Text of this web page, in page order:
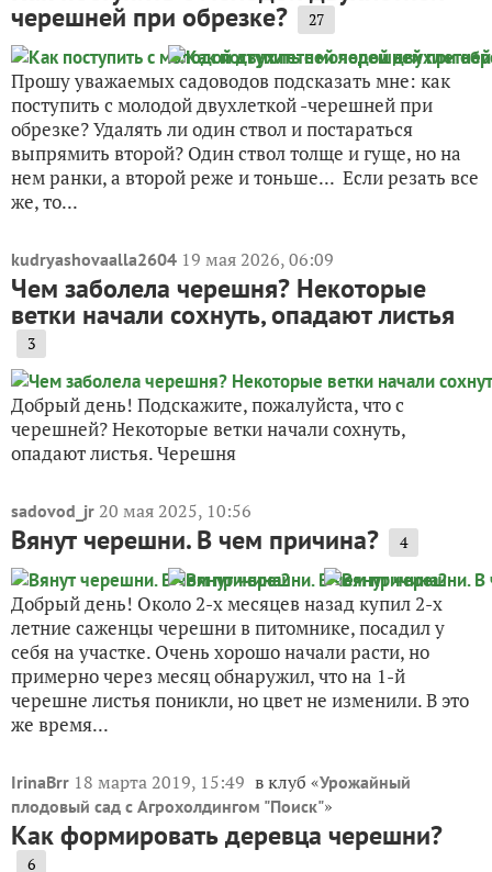
черешней при обрезке? 27
Прошу уважаемых садоводов подсказать мне: как
поступить с молодой двухлеткой -черешней при
обрезке? Удалять ли один ствол и постараться
выпрямить второй? Один ствол толще и гуще, но на
нем ранки, а второй реже и тоньше... Если резать все
же, то...
kudryashovaalla2604 19 мая 2026, 06:09
Чем заболела черешня? Некоторые
ветки начали сохнуть, опадают листья
3
Добрый день! Подскажите, пожалуйста, что с
черешней? Некоторые ветки начали сохнуть,
опадают листья. Черешня
sadovod_jr 20 мая 2025, 10:56
Вянут черешни. В чем причина? 4
Добрый день! Около 2-х месяцев назад купил 2-х
летние саженцы черешни в питомнике, посадил у
себя на участке. Очень хорошо начали расти, но
примерно через месяц обнаружил, что на 1-й
черешне листья поникли, но цвет не изменили. В это
же время...
IrinaBrr 18 марта 2019, 15:49 в клуб «Урожайный
плодовый сад с Агрохолдингом "Поиск"»
Как формировать деревца черешни?
6